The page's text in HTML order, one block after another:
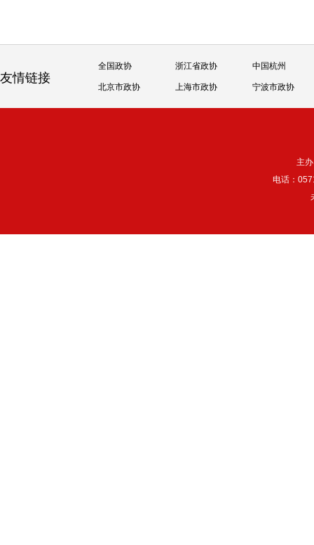
友情链接
全国政协 浙江省政协 中国杭州
北京市政协 上海市政协 宁波市政协
主
电话：